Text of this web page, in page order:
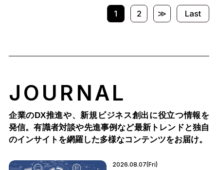
1 2 ≫ Last
JOURNAL
企業のDX推進や、新規ビジネス創出に役立つ情報を
発信。有識者対談や先進事例など最新トレンドと独自
のインサイトを網羅した多様なコンテンツをお届け。
2026.08.07(Fri)